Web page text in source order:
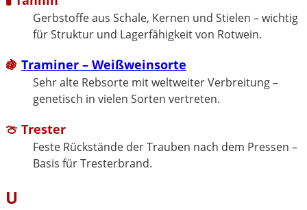
Gerbstoffe aus Schale, Kernen und Stielen – wichtig
für Struktur und Lagerfähigkeit von Rotwein.
🍇 Traminer – Weißweinsorte
Sehr alte Rebsorte mit weltweiter Verbreitung –
genetisch in vielen Sorten vertreten.
🍈 Trester
Feste Rückstände der Trauben nach dem Pressen –
Basis für Tresterbrand.
U